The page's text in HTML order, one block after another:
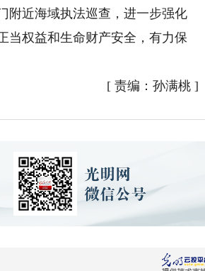
近海域执法巡查，进一步强化
当权益和生命财产安全，有力保
[ 责编：孙满桃 ]